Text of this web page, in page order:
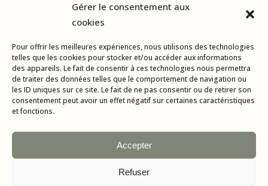
Gérer le consentement aux
cookies
Pour offrir les meilleures expériences, nous utilisons des technologies
telles que les cookies pour stocker et/ou accéder aux informations
des appareils. Le fait de consentir à ces technologies nous permettra
de traiter des données telles que le comportement de navigation ou
les ID uniques sur ce site. Le fait de ne pas consentir ou de retirer son
consentement peut avoir un effet négatif sur certaines caractéristiques
et fonctions.
Accepter
Refuser
RÉSEAUX SOCIAUX
LinkedIn
Facebook